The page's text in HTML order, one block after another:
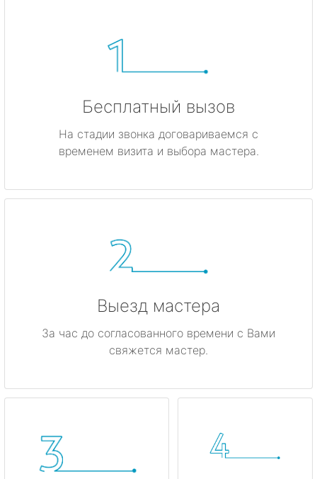
Бесплатный вызов
На стадии звонка договариваемся с
временем визита и выбора мастера.
Выезд мастера
За час до согласованного времени с Вами
свяжется мастер.